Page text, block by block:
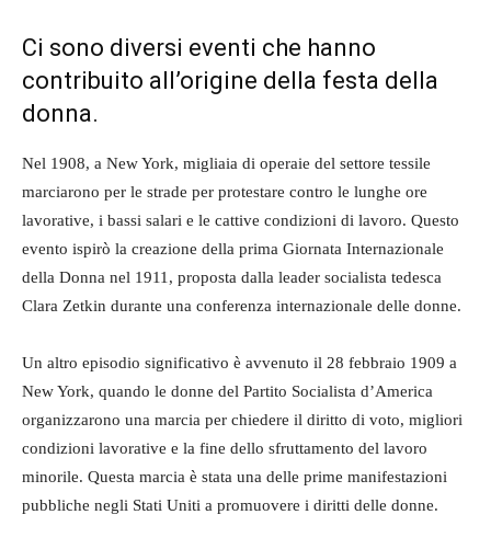
Ci sono diversi eventi che hanno
contribuito all’origine della festa della
donna.
Nel 1908, a New York, migliaia di operaie del settore tessile
marciarono per le strade per protestare contro le lunghe ore
lavorative, i bassi salari e le cattive condizioni di lavoro. Questo
evento ispirò la creazione della prima Giornata Internazionale
della Donna nel 1911, proposta dalla leader socialista tedesca
Clara Zetkin durante una conferenza internazionale delle donne.
Un altro episodio significativo è avvenuto il 28 febbraio 1909 a
New York, quando le donne del Partito Socialista d’America
organizzarono una marcia per chiedere il diritto di voto, migliori
condizioni lavorative e la fine dello sfruttamento del lavoro
minorile. Questa marcia è stata una delle prime manifestazioni
pubbliche negli Stati Uniti a promuovere i diritti delle donne.